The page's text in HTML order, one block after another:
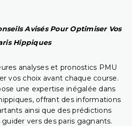
Avisés Pour Optimiser Vos
Hippiques
analyses et pronostics PMU
vos choix avant chaque course.
une expertise inégalée dans
offrant des informations
ainsi que des prédictions
vers des paris gagnants.